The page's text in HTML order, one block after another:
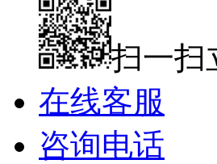
扫一扫
在线客服
咨询电话